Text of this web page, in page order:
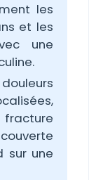
les
et les
une
fracture
sur une